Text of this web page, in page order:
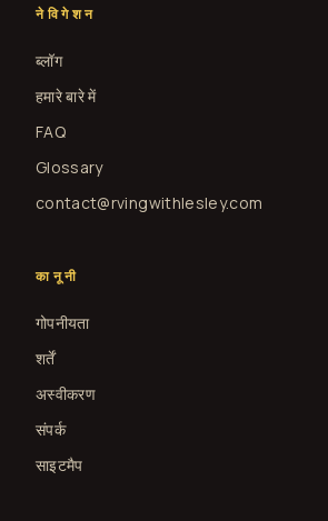
नेविगेशन
ब्लॉग
हमारे बारे में
FAQ
Glossary
contact@rvingwithlesley.com
कानूनी
गोपनीयता
शर्तें
अस्वीकरण
संपर्क
साइटमैप